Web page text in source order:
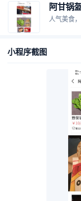
阿甘锅
人气美食
小程序截图